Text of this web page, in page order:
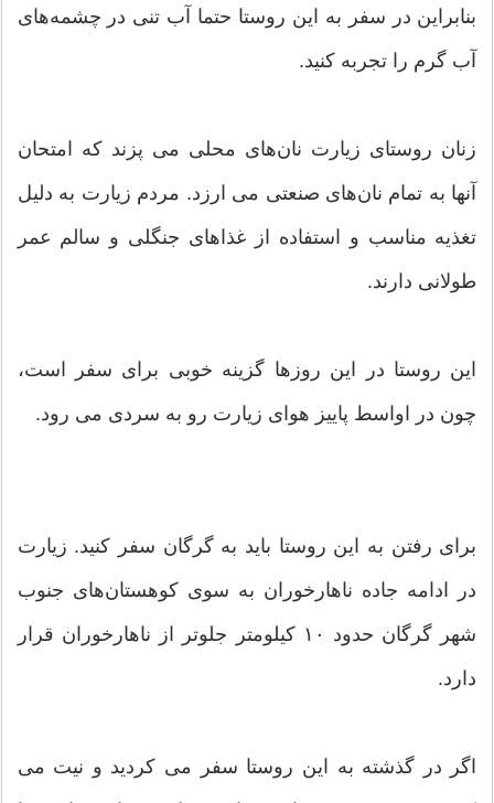
بنابراین در سفر به این روستا حتما آب تنی در چشمه‌های
آب گرم را تجربه کنید.
زنان روستای زیارت نان‌های محلی می پزند که امتحان
آنها به تمام نان‌های صنعتی می ارزد. مردم زیارت به دلیل
تغذیه مناسب و استفاده از غذاهای جنگلی و سالم عمر
طولانی دارند.
این روستا در این روزها گزینه خوبی برای سفر است،
چون در اواسط پاییز هوای زیارت رو به سردی می رود.
برای رفتن به این روستا باید به گرگان سفر کنید. زیارت
در ادامه جاده ناهارخوران به سوی کوهستان‌های جنوب
شهر گرگان حدود ۱۰ کیلومتر جلوتر از ناهارخوران قرار
دارد.
اگر در گذشته به این روستا سفر می کردید و نیت می